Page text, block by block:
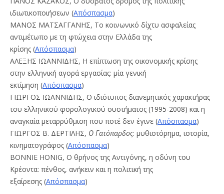
ιδιωτικοποιήσεων (Απόσπασμα)
ΜΑΝΟΣ ΜΑΤΣΑΓΓΑΝΗΣ, Το κοινωνικό δίχτυ ασφαλείας
αντιμέτωπο με τη φτώχεια στην Ελλάδα της
κρίσης (Απόσπασμα)
ΑΛΕΞΗΣ ΙΩΑΝΝΙΔΗΣ, Η επίπτωση της οικονομικής κρίσης
στην ελληνική αγορά εργασίας: μία γενική
εκτίμηση (Απόσπασμα)
ΓΙΩΡΓΟΣ ΙΩΑΝΝΙΔΗΣ, Ο ιδιότυπoς διανεμητικός χαρακτήρας
του ελληνικού φορολογικού συστήματος (1995-2008) και η
αναγκαία μεταρρύθμιση που ποτέ δεν έγινε (Απόσπασμα)
ΓΙΩΡΓΟΣ Β. ΔΕΡΤΙΛΗΣ, Ο Γατόπαρδος: μυθιστόρημα, ιστορία,
κινηματογράφος (Απόσπασμα)
BONNIE HONIG, Ο θρήνος της Αντιγόνης, η οδύνη του
Κρέοντα: πένθος, ανήκειν και η πολιτική της
εξαίρεσης (Απόσπασμα)